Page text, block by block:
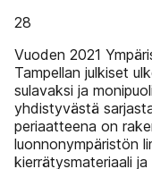
28
Vuoden 2021
Tampellan julkiset
sulavaksi ja
yhdistyvästä
periaatteena on
luonnonympäristön
kierrätysmateriaali